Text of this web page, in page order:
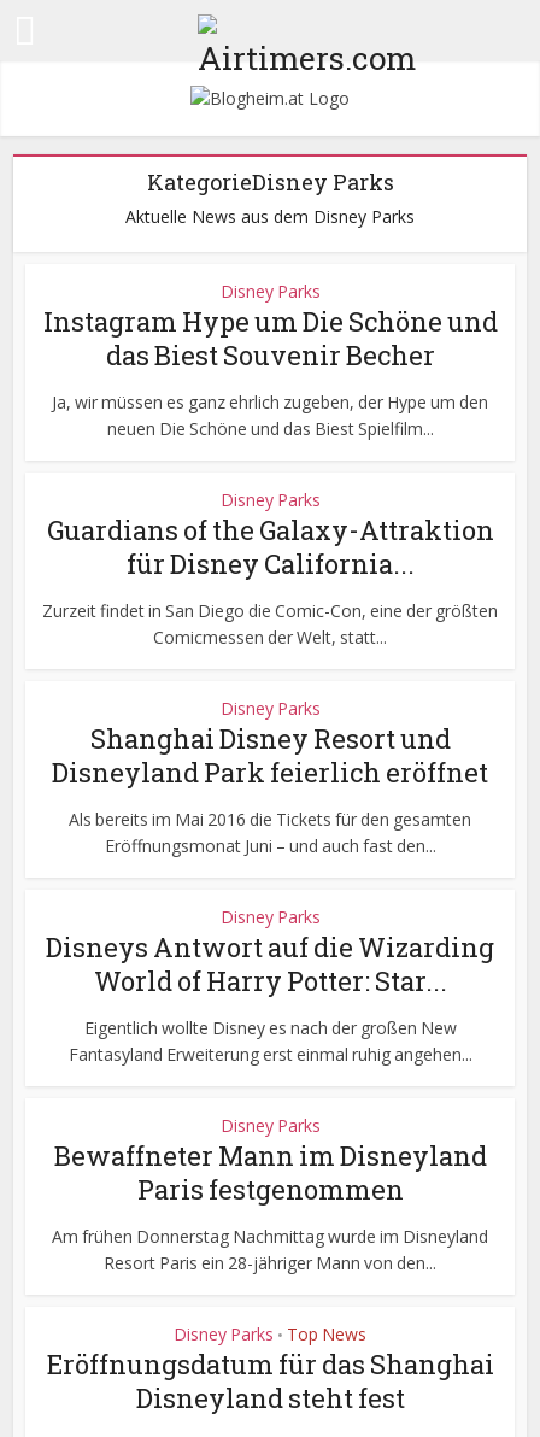
KategorieDisney Parks
Aktuelle News aus dem Disney Parks
Disney Parks
Instagram Hype um Die Schöne und
das Biest Souvenir Becher
Ja, wir müssen es ganz ehrlich zugeben, der Hype um den
neuen Die Schöne und das Biest Spielfilm...
Disney Parks
Guardians of the Galaxy-Attraktion
für Disney California...
Zurzeit findet in San Diego die Comic-Con, eine der größten
Comicmessen der Welt, statt...
Disney Parks
Shanghai Disney Resort und
Disneyland Park feierlich eröffnet
Als bereits im Mai 2016 die Tickets für den gesamten
Eröffnungsmonat Juni – und auch fast den...
Disney Parks
Disneys Antwort auf die Wizarding
World of Harry Potter: Star...
Eigentlich wollte Disney es nach der großen New
Fantasyland Erweiterung erst einmal ruhig angehen...
Disney Parks
Bewaffneter Mann im Disneyland
Paris festgenommen
Am frühen Donnerstag Nachmittag wurde im Disneyland
Resort Paris ein 28-jähriger Mann von den...
Disney Parks • Top News
Eröffnungsdatum für das Shanghai
Disneyland steht fest